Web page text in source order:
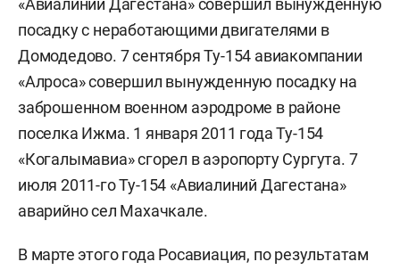
«Авиалиний Дагестана» совершил вынужденную
посадку с неработающими двигателями в
Домодедово. 7 сентября Ту-154 авиакомпании
«Алроса» совершил вынужденную посадку на
заброшенном военном аэродроме в районе
поселка Ижма. 1 января 2011 года Ту-154
«Когалымавиа» сгорел в аэропорту Сургута. 7
июля 2011-го Ту-154 «Авиалиний Дагестана»
аварийно сел Махачкале.
В марте этого года Росавиация, по результатам